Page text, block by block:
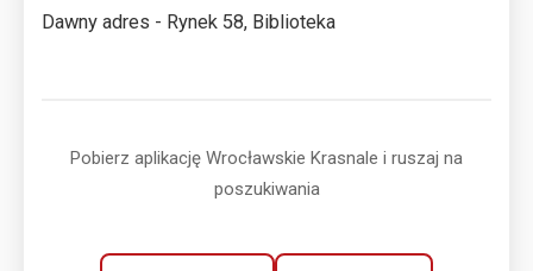
Dawny adres - Rynek 58, Biblioteka
Pobierz aplikację Wrocławskie Krasnale i ruszaj na
poszukiwania